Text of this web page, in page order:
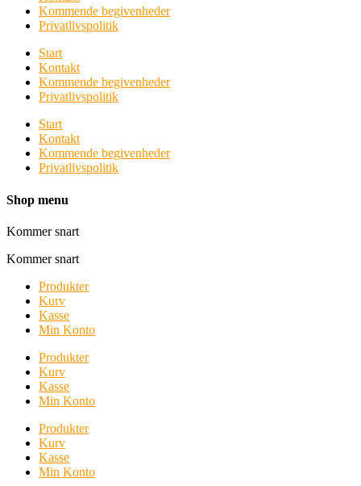
Kommende begivenheder
Privatlivspolitik
Start
Kontakt
Kommende begivenheder
Privatlivspolitik
Start
Kontakt
Kommende begivenheder
Privatlivspolitik
Shop menu
Kommer snart
Kommer snart
Produkter
Kurv
Kasse
Min Konto
Produkter
Kurv
Kasse
Min Konto
Produkter
Kurv
Kasse
Min Konto